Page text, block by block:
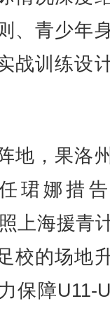
、青少年
战训练设
，果洛
珺娜措
上海援青
校的场地
保障U11-